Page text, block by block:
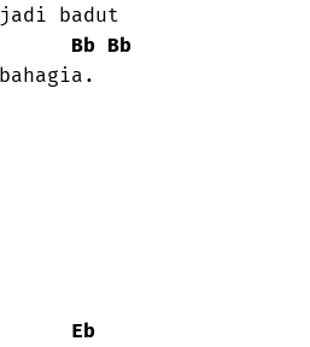
badut
Bb Bb
Eb